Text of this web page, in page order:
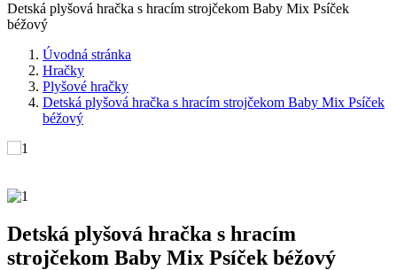
Detská plyšová hračka s hracím strojčekom Baby Mix Psíček
béžový
Úvodná stránka
Hračky
Plyšové hračky
Detská plyšová hračka s hracím strojčekom Baby Mix Psíček
béžový
Detská plyšová hračka s hracím
strojčekom Baby Mix Psíček béžový